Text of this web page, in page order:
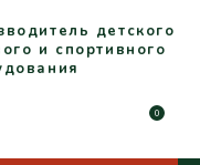
детского
и спортивного
0